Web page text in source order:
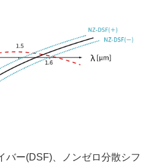
バー(DSF)、ノンゼロ分散シフ